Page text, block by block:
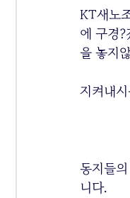
KT새노
에 구경
을 놓지
지켜내
동지들
니다.